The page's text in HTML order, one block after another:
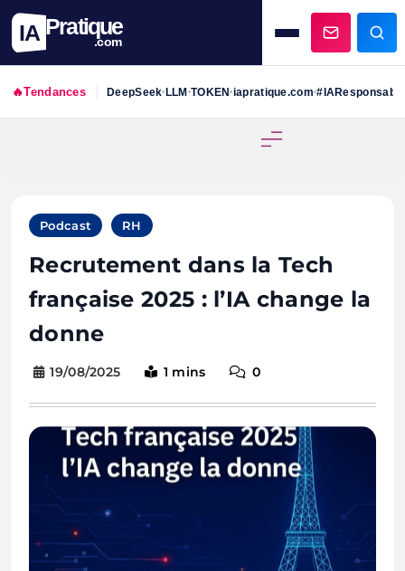
IA Pratique
.com
🔥Tendances DeepSeek•LLM•TOKEN•iapratique.com•#IAResponsable
Podcast RH
Recrutement dans la Tech
française 2025 : l’IA change la
donne
19/08/2025 1 mins 0